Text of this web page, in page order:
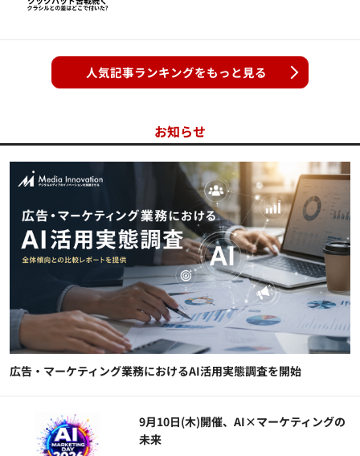
人気記事ランキングをもっと見る
お知らせ
広告・マーケティング業務におけるAI活用実態調査を開始
9月10日(木)開催、AI×マーケティングの
未来